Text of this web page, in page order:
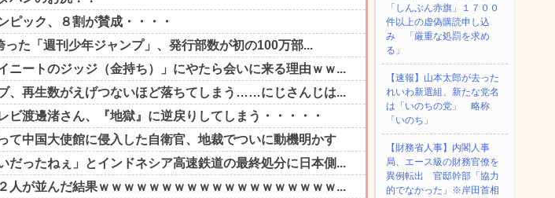
「しんぶん赤旗」１７００
件以上の虚偽購読申し込
み 「厳重な処罰を求め
る」
【速報】山本太郎が去った
れいわ新選組、新たな党名
は「いのちの党」 略称
「いのち」
【財務省人事】内閣人事
局、エース級の財務官僚を
異例転出 官邸幹部「協力
的でなかった」※岸田首相